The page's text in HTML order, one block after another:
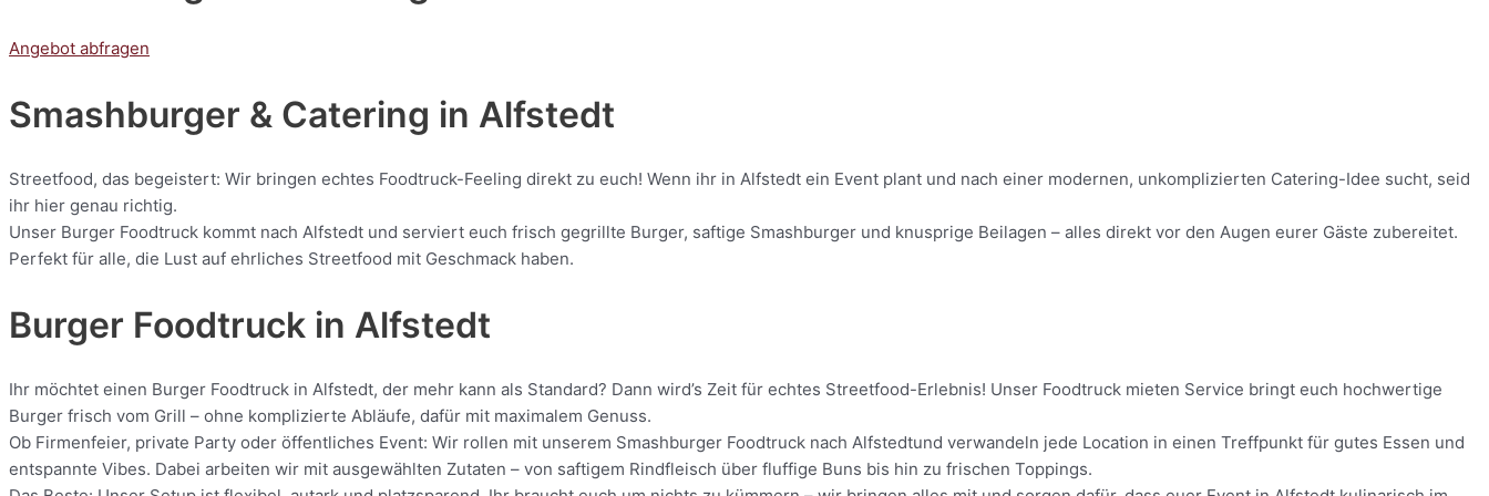
Angebot abfragen
Smashburger & Catering in Alfstedt
Streetfood, das begeistert: Wir bringen echtes Foodtruck-Feeling direkt zu euch! Wenn ihr in Alfstedt ein Event plant und nach einer modernen, unkomplizierten Catering-Idee sucht, seid
ihr hier genau richtig.
Unser Burger Foodtruck kommt nach Alfstedt und serviert euch frisch gegrillte Burger, saftige Smashburger und knusprige Beilagen – alles direkt vor den Augen eurer Gäste zubereitet.
Perfekt für alle, die Lust auf ehrliches Streetfood mit Geschmack haben.
Burger Foodtruck in Alfstedt
Ihr möchtet einen Burger Foodtruck in Alfstedt, der mehr kann als Standard? Dann wird’s Zeit für echtes Streetfood-Erlebnis! Unser Foodtruck mieten Service bringt euch hochwertige
Burger frisch vom Grill – ohne komplizierte Abläufe, dafür mit maximalem Genuss.
Ob Firmenfeier, private Party oder öffentliches Event: Wir rollen mit unserem Smashburger Foodtruck nach Alfstedtund verwandeln jede Location in einen Treffpunkt für gutes Essen und
entspannte Vibes. Dabei arbeiten wir mit ausgewählten Zutaten – von saftigem Rindfleisch über fluffige Buns bis hin zu frischen Toppings.